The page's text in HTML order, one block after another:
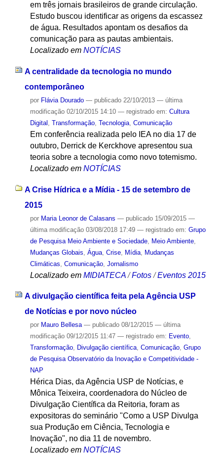
em três jornais brasileiros de grande circulação.
Estudo buscou identificar as origens da escassez
de água. Resultados apontam os desafios da
comunicação para as pautas ambientais.
Localizado em NOTÍCIAS
A centralidade da tecnologia no mundo
contemporâneo
por Flávia Dourado — publicado22/10/2013 — última
modificação02/10/2015 14:10 — registrado em: Cultura
Digital , Transformação, Tecnologia, Comunicação
Em conferência realizada pelo IEA no dia 17 de
outubro, Derrick de Kerckhove apresentou sua
teoria sobre a tecnologia como novo totemismo.
Localizado em NOTÍCIAS
A Crise Hídrica e a Mídia - 15 de setembro de
2015
por Maria Leonor de Calasans — publicado15/09/2015 —
última modificação03/08/2018 17:49 — registrado em: Grupo
de Pesquisa Meio Ambiente e Sociedade, Meio Ambiente,
Mudanças Globais Água, Crise, Mídia, Mudanças
Climáticas Comunicação, Jornalismo
Localizado em MIDIATECA /Fotos /Eventos 2015
A divulgação científica feita pela Agência USP
de Notícias e por novo núcleo
por Mauro Bellesa — publicado08/12/2015 — última
modificação09/12/2015 11:47 — registrado em: Evento,
Transformação, Divulgação científica, Comunicação, Grupo
de Pesquisa Observatório da Inovação e Competitividade -
NAP
Hérica Dias, da Agência USP de Notícias, e
Mônica Teixeira, coordenadora do Núcleo de
Divulgação Científica da Reitoria, foram as
expositoras do seminário "Como a USP Divulga
sua Produção em Ciência, Tecnologia e
Inovação", no dia 11 de novembro.
Localizado em NOTÍCIAS